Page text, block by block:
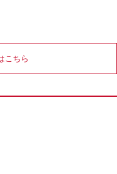
こちら